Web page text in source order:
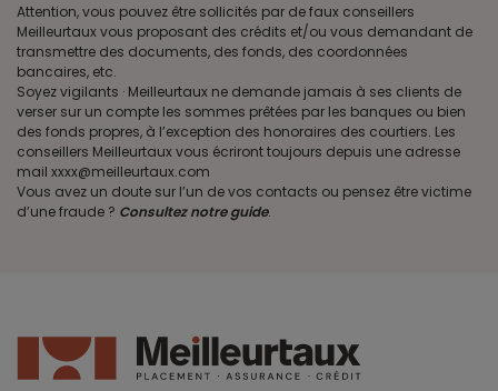
Attention, vous pouvez être sollicités par de faux conseillers
Meilleurtaux vous proposant des crédits et/ou vous demandant de
transmettre des documents, des fonds, des coordonnées
bancaires, etc.
Soyez vigilants · Meilleurtaux ne demande jamais à ses clients de
verser sur un compte les sommes prêtées par les banques ou bien
des fonds propres, à l’exception des honoraires des courtiers. Les
conseillers Meilleurtaux vous écriront toujours depuis une adresse
mail xxxx@meilleurtaux.com
Vous avez un doute sur l’un de vos contacts ou pensez être victime
d’une fraude ? Consultez notre guide.